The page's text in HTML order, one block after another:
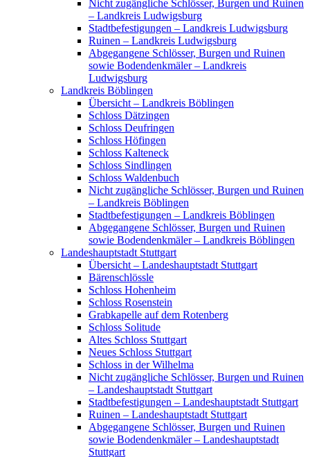
Nicht zugängliche Schlösser, Burgen und Ruinen
– Landkreis Ludwigsburg
Stadtbefestigungen – Landkreis Ludwigsburg
Ruinen – Landkreis Ludwigsburg
Abgegangene Schlösser, Burgen und Ruinen
sowie Bodendenkmäler – Landkreis
Ludwigsburg
Landkreis Böblingen
Übersicht – Landkreis Böblingen
Schloss Dätzingen
Schloss Deufringen
Schloss Höfingen
Schloss Kalteneck
Schloss Sindlingen
Schloss Waldenbuch
Nicht zugängliche Schlösser, Burgen und Ruinen
– Landkreis Böblingen
Stadtbefestigungen – Landkreis Böblingen
Abgegangene Schlösser, Burgen und Ruinen
sowie Bodendenkmäler – Landkreis Böblingen
Landeshauptstadt Stuttgart
Übersicht – Landeshauptstadt Stuttgart
Bärenschlössle
Schloss Hohenheim
Schloss Rosenstein
Grabkapelle auf dem Rotenberg
Schloss Solitude
Altes Schloss Stuttgart
Neues Schloss Stuttgart
Schloss in der Wilhelma
Nicht zugängliche Schlösser, Burgen und Ruinen
– Landeshauptstadt Stuttgart
Stadtbefestigungen – Landeshauptstadt Stuttgart
Ruinen – Landeshauptstadt Stuttgart
Abgegangene Schlösser, Burgen und Ruinen
sowie Bodendenkmäler – Landeshauptstadt
Stuttgart